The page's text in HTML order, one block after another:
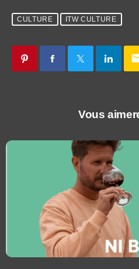
CULTURE ITW CULTURE
Vous